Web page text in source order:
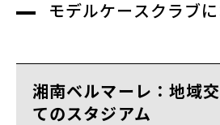
モデルケースクラブ
湘南ベルマーレ：地域
てのスタジアム